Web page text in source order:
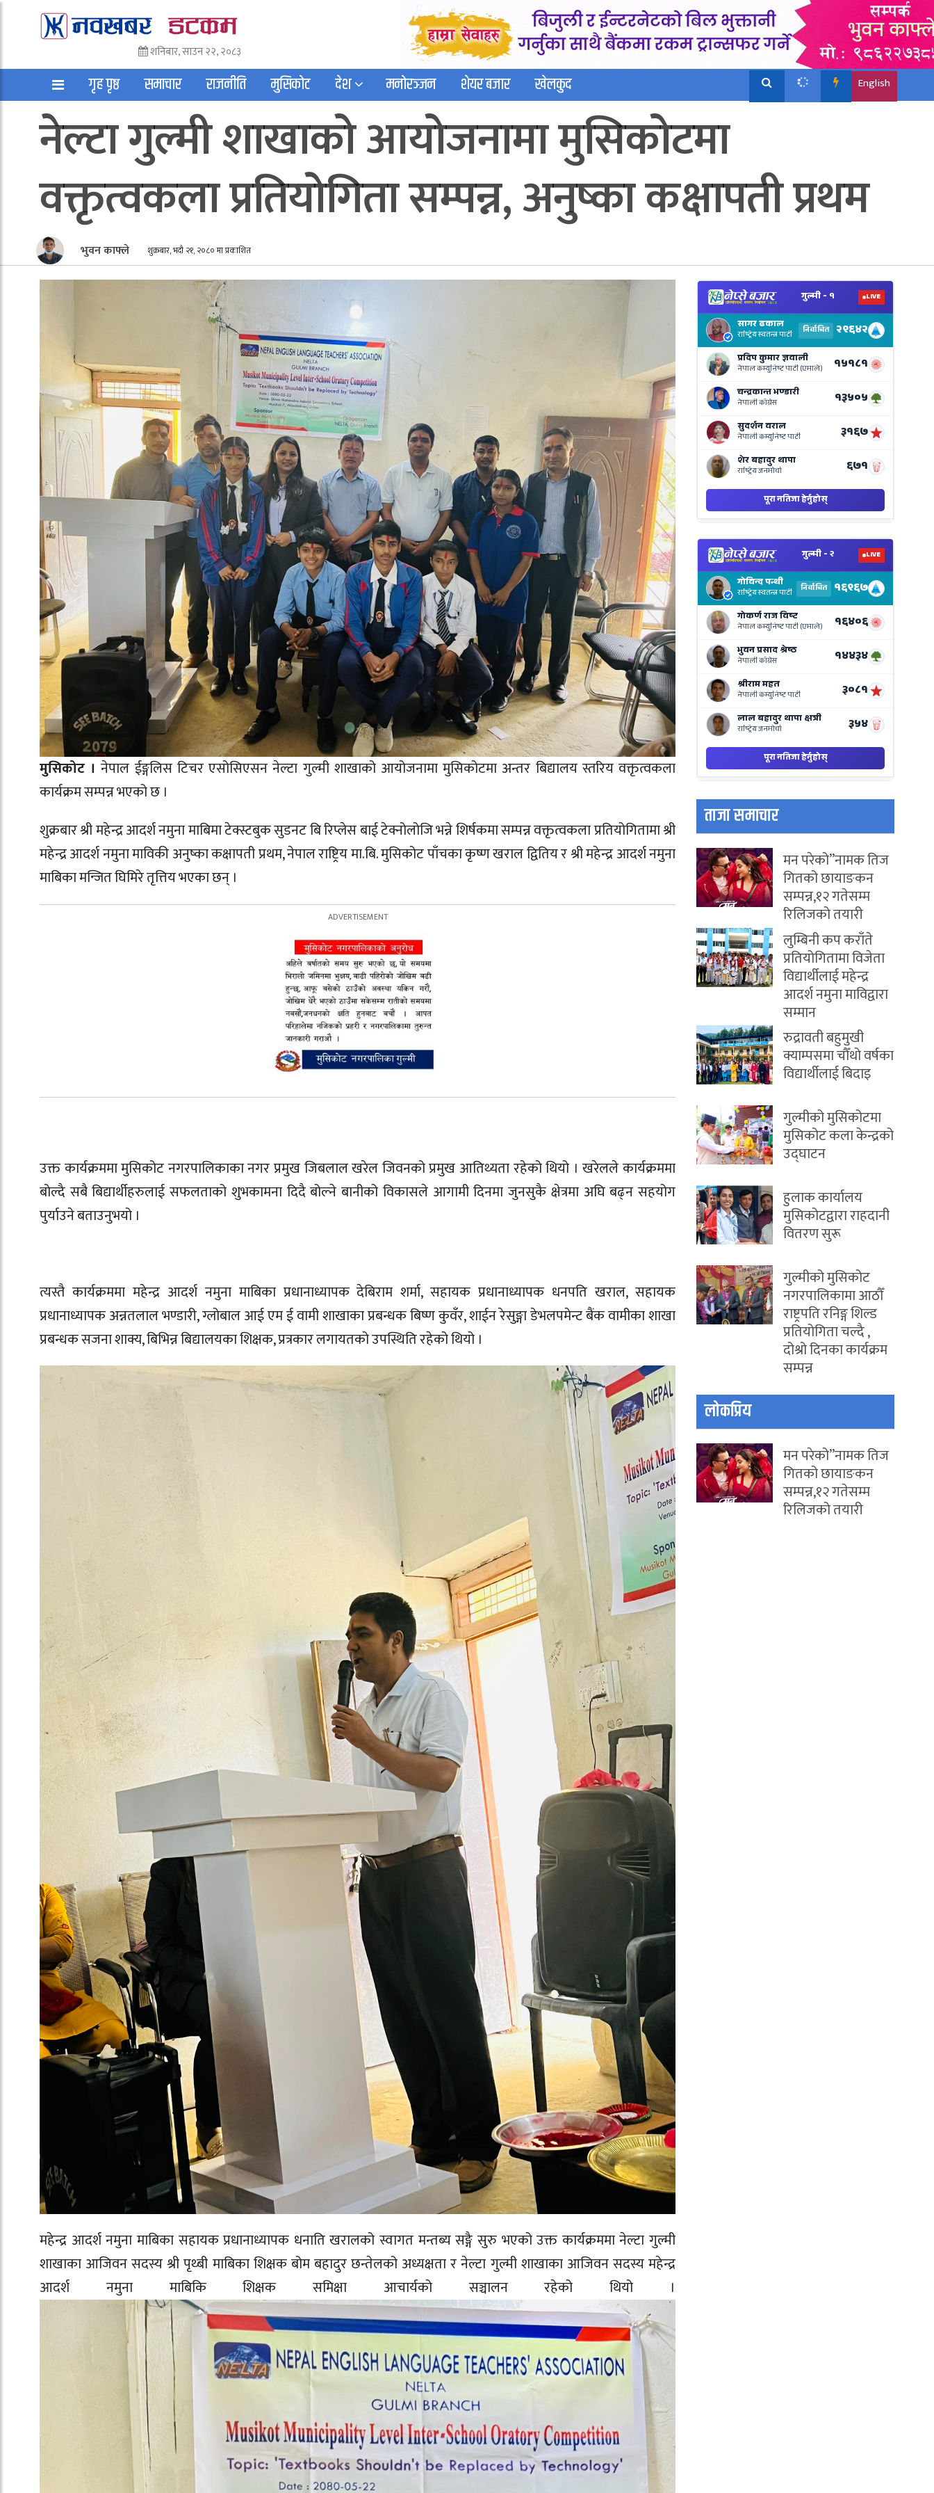
शनिबार, साउन २२, २०८३
गृह पृष्ठ समाचार राजनीति मुसिकोट देश मनोरञ्जन शेयर बजार
खेलकुद
English
नेल्टा गुल्मी शाखाको आयोजनामा मुसिकोटमा
वक्तृत्वकला प्रतियोगिता सम्पन्न, अनुष्का कक्षापती प्रथम
भुवन काफ्ले शुक्रबार, भदौ २१, २०८० मा प्रकाशित
मुसिकोट । नेपाल ईङ्गलिस टिचर एसोसिएसन नेल्टा गुल्मी शाखाको आयोजनामा मुसिकोटमा अन्तर बिद्यालय स्तरिय वक्तृत्वकला
कार्यक्रम सम्पन्न भएको छ ।
शुक्रबार श्री महेन्द्र आदर्श नमुना माबिमा टेक्स्टबुक सुडनट बि रिप्लेस बाई टेक्नोलोजि भन्ने शिर्षकमा सम्पन्न वक्तृत्वकला प्रतियोगितामा श्री
महेन्द्र आदर्श नमुना माविकी अनुष्का कक्षापती प्रथम, नेपाल राष्ट्रिय मा.बि. मुसिकोट पाँचका कृष्ण खराल द्वितिय र श्री महेन्द्र आदर्श नमुना
माबिका मन्जित घिमिरे तृत्तिय भएका छन् ।
उक्त कार्यक्रममा मुसिकोट नगरपालिकाका नगर प्रमुख जिबलाल खरेल जिवनको प्रमुख आतिथ्यता रहेको थियो । खरेलले कार्यक्रममा
बोल्दै सबै बिद्यार्थीहरुलाई सफलताको शुभकामना दिदै बोल्ने बानीको विकासले आगामी दिनमा जुनसुकै क्षेत्रमा अघि बढ्न सहयोग
पुर्याउने बताउनुभयो ।
त्यस्तै कार्यक्रममा महेन्द्र आदर्श नमुना माबिका प्रधानाध्यापक देबिराम शर्मा, सहायक प्रधानाध्यापक धनपति खराल, सहायक
प्रधानाध्यापक अन्नतलाल भण्डारी, ग्लोबाल आई एम ई वामी शाखाका प्रबन्धक बिष्ण कुवँर, शाईन रेसुङ्गा डेभलपमेन्ट बैंक वामीका शाखा
प्रबन्धक सजना शाक्य, बिभिन्न बिद्यालयका शिक्षक, प्रत्रकार लगायतको उपस्थिति रहेको थियो ।
महेन्द्र आदर्श नमुना माबिका सहायक प्रधानाध्यापक धनाति खरालको स्वागत मन्तब्य सङ्गै सुरु भएको उक्त कार्यक्रममा नेल्टा गुल्मी
शाखाका आजिवन सदस्य श्री पृथ्बी माबिका शिक्षक बोम बहादुर छन्तेलको अध्यक्षता र नेल्टा गुल्मी शाखाका आजिवन सदस्य महेन्द्र
आदर्श नमुना माबिकि शिक्षक समिक्षा आचार्यको सञ्चालन रहेको थियो ।
ताजा समाचार
मन परेको”नामक तिज
गितको छायाङकन
सम्पन्न,१२ गतेसम्म
रिलिजको तयारी
लुम्बिनी कप कराँते
प्रतियोगितामा विजेता
विद्यार्थीलाई महेन्द्र
आदर्श नमुना माविद्वारा
सम्मान
रुद्रावती बहुमुखी
क्याम्पसमा चौँथो वर्षका
विद्यार्थीलाई बिदाइ
गुल्मीको मुसिकोटमा
मुसिकोट कला केन्द्रको
उद्घाटन
हुलाक कार्यालय
मुसिकोटद्वारा राहदानी
वितरण सुरू
गुल्मीको मुसिकोट
नगरपालिकामा आठौँ
राष्ट्रपति रनिङ्ग शिल्ड
प्रतियोगिता चल्दै ,
दोश्रो दिनका कार्यक्रम
सम्पन्न
लोकप्रिय
मन परेको”नामक तिज
गितको छायाङकन
सम्पन्न,१२ गतेसम्म
रिलिजको तयारी